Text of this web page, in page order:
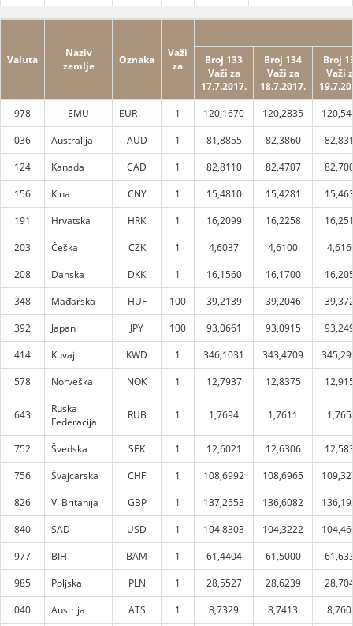
Valuta
Naziv
zemlje
Oznaka
Važi
za
Broj 133
Važi za
17.7.2017.
Broj 134
Važi za
18.7.2017.
Broj
Važi
978
EMU EUR 1 120,1670 120,2835
036
Australija AUD 1 81,8855 82,3860
124
Kanada CAD 1 82,8110 82,4707
156
Kina CNY 1 15,4810 15,4281
191
Hrvatska HRK 1 16,2099 16,2258
203
Češka CZK 1 4,6037 4,6100
208
Danska DKK 1 16,1560 16,1700
348
Mađarska HUF 100 39,2139 39,2046
392
Japan JPY 100 93,0661 93,0915
414
Kuvajt KWD 1 346,1031 343,4709
578
Norveška NOK 1 12,7937 12,8375
643
Ruska
Federacija
RUB 1 1,7694 1,7611
752 Švedska SEK 1 12,6021 12,6306
756
Švajcarska CHF 1 108,6992 108,6965
826
V. Britanija GBP 1 137,2553 136,6082
840
SAD USD 1 104,8303 104,3222
977
BIH BAM 1 61,4404 61,5000
985
Poljska PLN 1 28,5527 28,6239
040
Austrija ATS 1 8,7329 8,7413